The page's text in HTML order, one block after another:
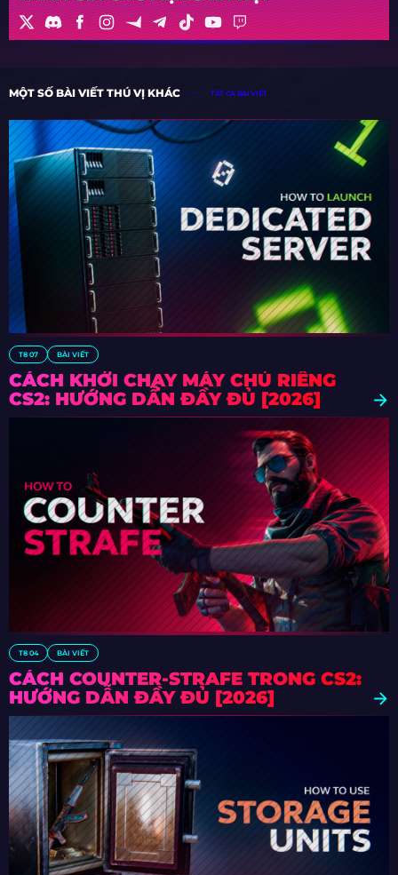
MỘT SỐ BÀI VIẾT THÚ VỊ KHÁC TẤT CẢ BÀI VIẾT
T8 07 BÀI VIẾT
CÁCH KHỞI CHẠY MÁY CHỦ RIÊNG
CS2: HƯỚNG DẪN ĐẦY ĐỦ [2026]
T8 04 BÀI VIẾT
CÁCH COUNTER-STRAFE TRONG CS2:
HƯỚNG DẪN ĐẦY ĐỦ [2026]